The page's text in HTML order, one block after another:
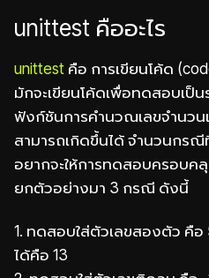
unittest คืออะไร
unittest คือ การเขียนโค้ด
มักจะเขียนโค้ดเพื่อทดสอบเป็
ฟังก์ชันการคำนวณเลขจำนว
สามารถเกิดขึ้นได้ จำนวนกร
อยากจะให้การทดสอบครอบค
ยกตัวอย่างมา 3 กรณี ดังนี้
1. ทดสอบใส่ตัวเลขสองตัว คื
ได้คือ 13